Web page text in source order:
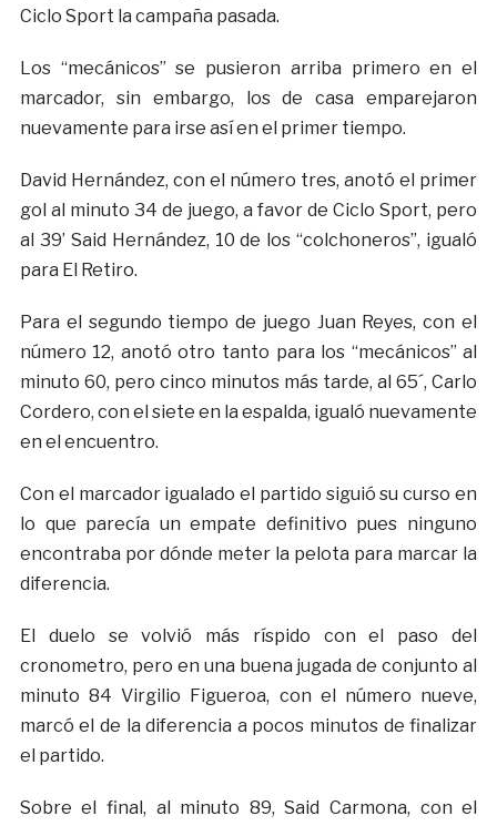
Ciclo Sport la campaña pasada.
Los “mecánicos” se pusieron arriba primero en el
marcador, sin embargo, los de casa emparejaron
nuevamente para irse así en el primer tiempo.
David Hernández, con el número tres, anotó el primer
gol al minuto 34 de juego, a favor de Ciclo Sport, pero
al 39’ Said Hernández, 10 de los “colchoneros”, igualó
para El Retiro.
Para el segundo tiempo de juego Juan Reyes, con el
número 12, anotó otro tanto para los “mecánicos” al
minuto 60, pero cinco minutos más tarde, al 65´, Carlo
Cordero, con el siete en la espalda, igualó nuevamente
en el encuentro.
Con el marcador igualado el partido siguió su curso en
lo que parecía un empate definitivo pues ninguno
encontraba por dónde meter la pelota para marcar la
diferencia.
El duelo se volvió más ríspido con el paso del
cronometro, pero en una buena jugada de conjunto al
minuto 84 Virgilio Figueroa, con el número nueve,
marcó el de la diferencia a pocos minutos de finalizar
el partido.
Sobre el final, al minuto 89, Said Carmona, con el